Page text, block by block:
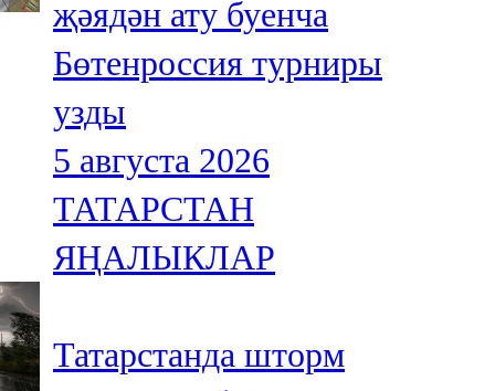
җәядән ату буенча
Бөтенроссия турниры
узды
5 августа 2026
ТАТАРСТАН
ЯҢАЛЫКЛАР
Татарстанда шторм